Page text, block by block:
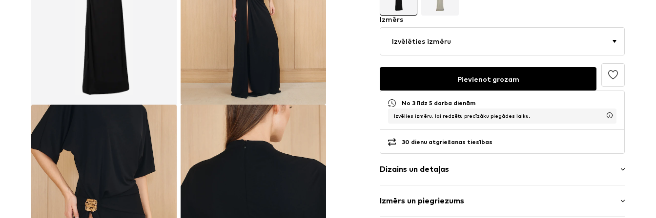
Izmērs
Izvēlēties izmēru
Pievienot grozam
No 3 līdz 5 darba dienām
Izvēlies izmēru, lai redzētu precīzāku piegādes laiku.
30 dienu atgriešanas tiesības
Dizains un detaļas
Izmērs un piegriezums